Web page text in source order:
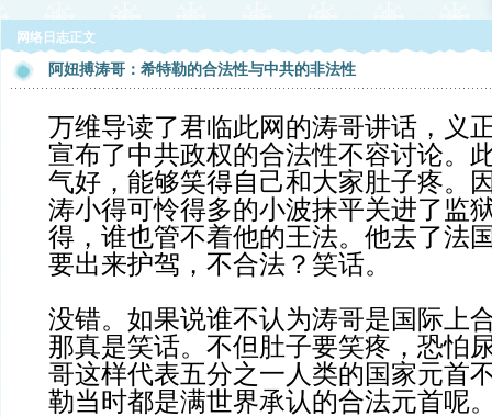
网络日志正文
阿妞搏涛哥：希特勒的合法性与中共的非法性
万维导读了君临此网的涛哥讲话，义
宣布了中共政权的合法性不容讨论。
气好，能够笑得自己和大家肚子疼。
涛小得可怜得多的小波抹平关进了监
得，谁也管不着他的王法。他去了法
要出来护驾，不合法？笑话。
没错。如果说谁不认为涛哥是国际上
那真是笑话。不但肚子要笑疼，恐怕
哥这样代表五分之一人类的国家元首
勒当时都是满世界承认的合法元首呢